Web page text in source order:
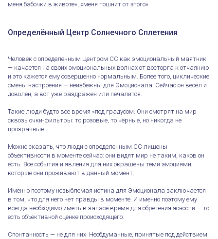
меня бабочки в животе», «меня тошнит от этого».
Определённый Центр Солнечного Сплетения
Человек с определенным Центром СС как эмоциональный маятник
— качается на своих эмоциональных волнах от восторга к отчаянию
и это кажется ему совершенно нормальным. Более того, циклические
смены настроения — неизбежны для Эмоционала. Сейчас он весел и
доволен, а вот уже раздражён или печалится.
Такие люди будто все время «под градусом. Они смотрят на мир
сквозь очки-фильтры: то розовые, то чёрные, но никогда не
прозрачные.
Можно сказать, что люди с определенным СС лишены
объективности в моменте сейчас: они видят мир не таким, каков он
есть. Все события и явления для них окрашены теми эмоциями,
которые они проживают в данный момент.
Именно поэтому незыблемая истина для Эмоционала заключается
в том, что для него нет правды в моменте. И именно поэтому ему
всегда необходимо иметь в запасе время для обретения ясности — то
есть объективной оценке происходящего.
Спонтанность — не для них. Необдуманные, принятые под действием